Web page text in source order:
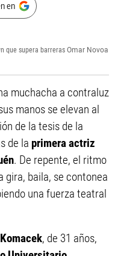
en
que supera barreras Omar Novoa
muchacha a contraluz
manos se elevan al
de la tesis de la
de la primera actriz
. De repente, el ritmo
gira, baila, se contonea
una fuerza teatral
, de 31 años,